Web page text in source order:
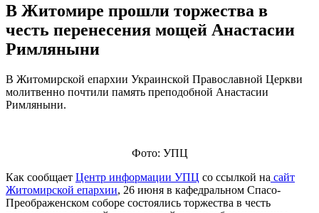
В Житомире прошли торжества в
честь перенесения мощей Анастасии
Римляныни
В Житомирской епархии Украинской Православной Церкви
молитвенно почтили память преподобной Анастасии
Римляныни.
Фото: УПЦ
Как сообщает Центр информации УПЦ со ссылкой на сайт
Житомирской епархии, 26 июня в кафедральном Спасо-
Преображенском соборе состоялись торжества в честь